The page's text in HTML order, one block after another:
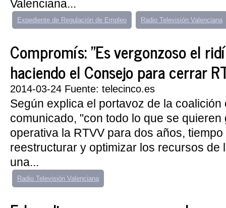
Valenciana...
Expediente de Regulación de Empleo Radio Televisión Valenciana
Compromís: "Es vergonzoso el
haciendo el Consejo para cerrar
2014-03-24 Fuente: telecinco.es
Según explica el portavoz de la coalición
comunicado, "con todo lo que se
operativa la RTVV para dos años,
reestructurar y optimizar los recursos de
una...
Radio Televisión Valenciana